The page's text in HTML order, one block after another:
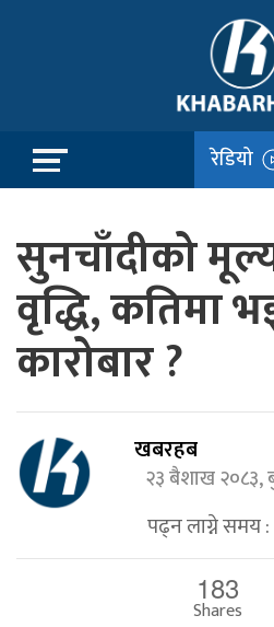
रेडियो
सुनचाँदीको
वृद्धि, कतिमा
कारोबार ?
खबरहब
२३ बैशाख २०८३,
पढ्न लाग्ने समय :
183
Shares